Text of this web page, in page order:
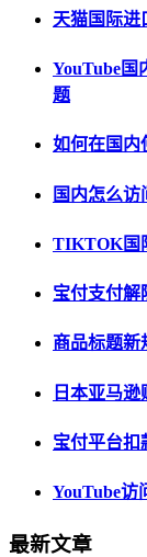
天猫国际进
YouTube国
题
如何在国内
国内怎么
TIKTOK国
宝付支付解
商品标题新
日本亚马
宝付平台扣
YouTube访
最新文章